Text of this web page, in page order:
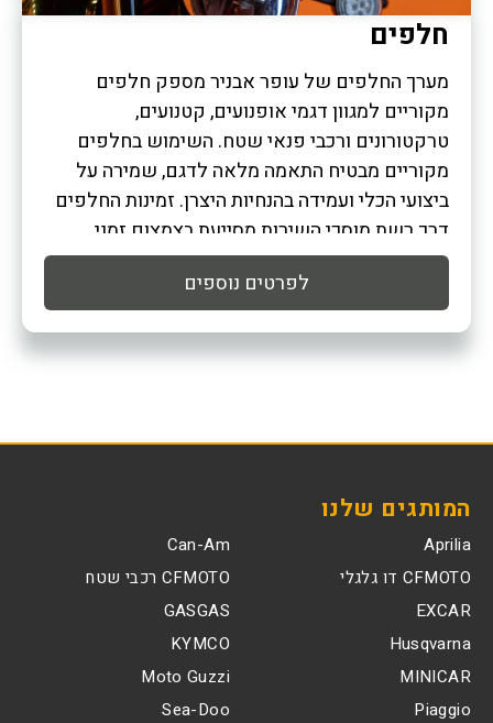
חלפים
מערך החלפים של עופר אבניר מספק חלפים
מקוריים למגוון דגמי אופנועים, קטנועים,
טרקטורונים ורכבי פנאי שטח. השימוש בחלפים
מקוריים מבטיח התאמה מלאה לדגם, שמירה על
ביצועי הכלי ועמידה בהנחיות היצרן. זמינות החלפים
דרך רשת מוסכיהשירות מסייעת בצמצום זמני
השבתה ובתחזוקה נכונה לאורך זמן.
לפרטים נוספים
המותגים שלנו
Aprilia
Can-Am
CFMOTO דו גלגלי
CFMOTO רכבי שטח
EXCAR
GASGAS
Husqvarna
KYMCO
MINICAR
Moto Guzzi
Piaggio
Sea-Doo